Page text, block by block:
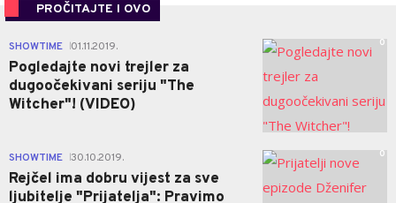
PROČITAJTE I OVO
SHOWTIME 01.11.2019.
Pogledajte novi trejler za
dugoočekivani seriju "The
Witcher"! (VIDEO)
0
SHOWTIME 30.10.2019.
Rejčel ima dobru vijest za sve
ljubitelje "Prijatelja": Pravimo
0